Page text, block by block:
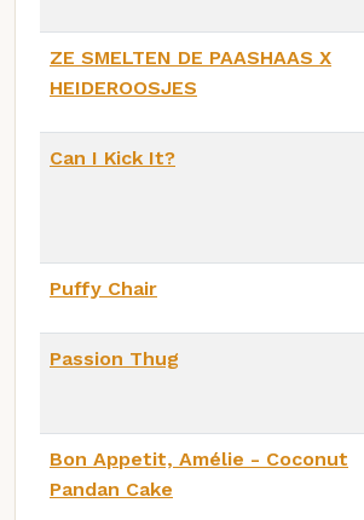
ZE SMELTEN DE PAASHAAS X
HEIDEROOSJES
Can I Kick It?
Puffy Chair
Passion Thug
Bon Appetit, Amélie - Coconut
Pandan Cake